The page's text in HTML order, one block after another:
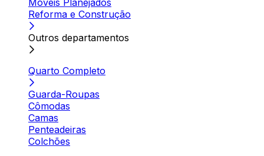
Móveis Planejados
Reforma e Construção
Outros departamentos
Quarto Completo
Guarda-Roupas
Cômodas
Camas
Penteadeiras
Colchões